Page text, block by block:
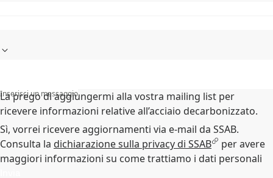
Inserisci un messaggio
La prego di aggiungermi alla vostra mailing list per
ricevere informazioni relative all’acciaio decarbonizzato.
Sì, vorrei ricevere aggiornamenti via e-mail da SSAB.
Consulta la dichiarazione sulla privacy di SSAB
per avere
maggiori informazioni su come trattiamo i dati personali